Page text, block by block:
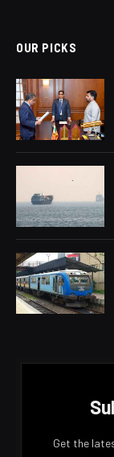
OUR PICKS
Get the